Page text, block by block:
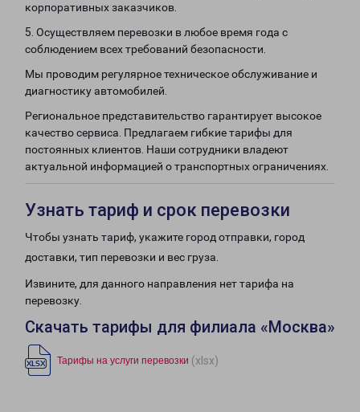
корпоративных заказчиков.
5. Осуществляем перевозки в любое время года с
соблюдением всех требований безопасности.
Мы проводим регулярное техническое обслуживание и
диагностику автомобилей.
Региональное представительство гарантирует высокое
качество сервиса. Предлагаем гибкие тарифы для
постоянных клиентов. Наши сотрудники владеют
актуальной информацией о транспортных ограничениях.
Узнать тариф и срок перевозки
Чтобы узнать тариф, укажите город отправки, город
доставки, тип перевозки и вес груза.
Извините, для данного направления нет тарифа на
перевозку.
Скачать тарифы для филиала «Москва»
Тарифы на услуги перевозки (xlsx)